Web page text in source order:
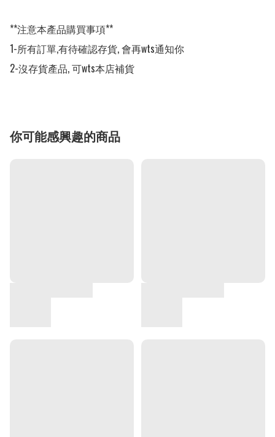
**注意本產品購買事項**
1-所有訂單,有待確認存貨, 會再wts通知你
2-沒存貨產品, 可wts本店補貨
你可能感興趣的商品